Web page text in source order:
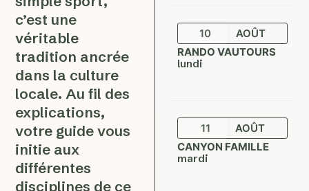
c’est une
véritable
tradition ancrée
dans la culture
locale. Au fil des
explications,
votre guide vous
initie aux
différentes
disciplines de ce
10
AOÛT
RANDO VAUTOURS
lundi
11
AOÛT
CANYON FAMILLE
mardi